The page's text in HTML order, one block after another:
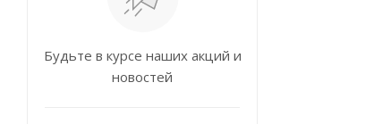
Будьте в курсе наших акций и
новостей